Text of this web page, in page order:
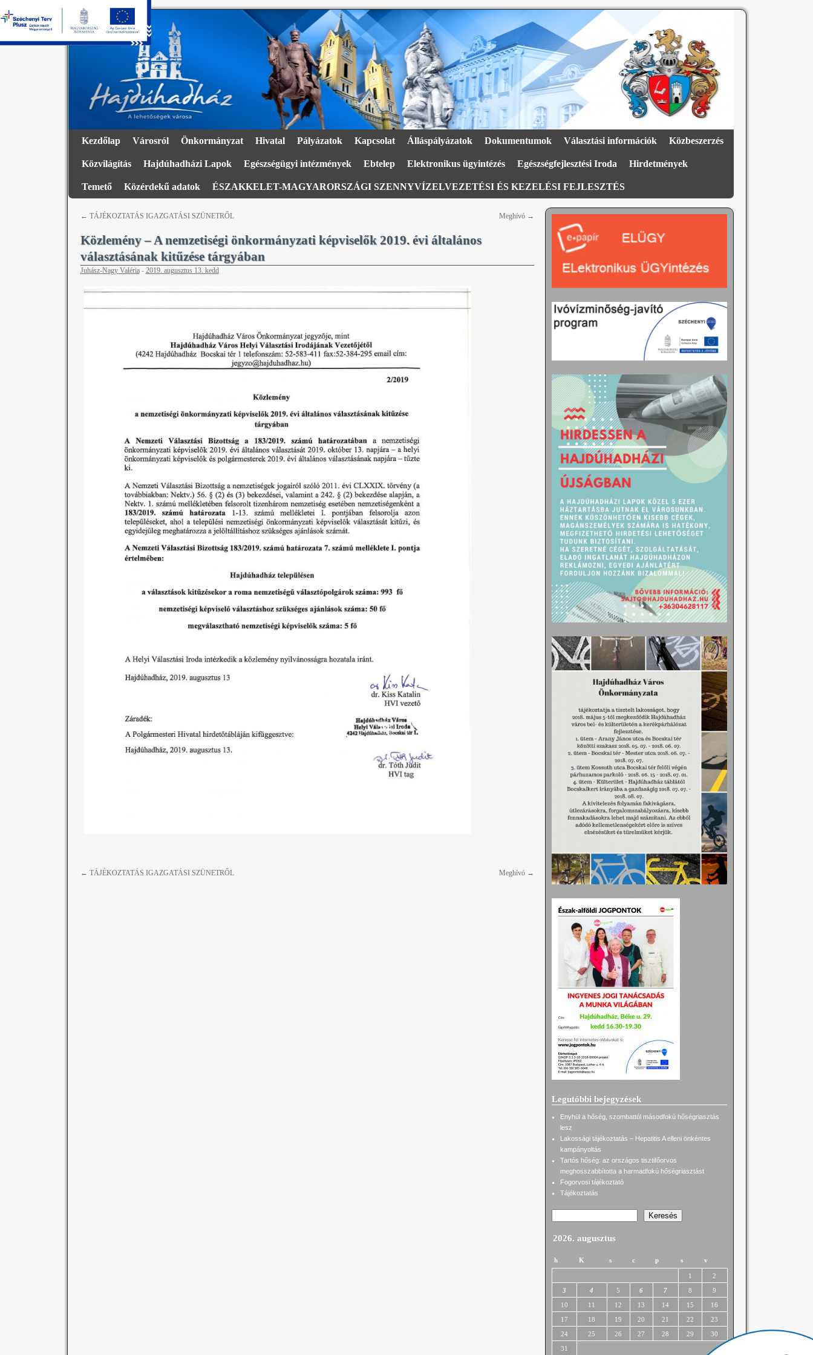
Kezdőlap Városról Önkormányzat Hivatal Pályázatok Kapcsolat Álláspályázatok Dokumentumok Választási információk Közbeszerzés
Közvilágítás Hajdúhadházi Lapok Egészségügyi intézmények Ebtelep Elektronikus ügyintézés Egészségfejlesztési Iroda Hirdetmények
Temető Közérdekű adatok ÉSZAKKELET-MAGYARORSZÁGI SZENNYVÍZELVEZETÉSI ÉS KEZELÉSI FEJLESZTÉS
← TÁJÉKOZTATÁS IGAZGATÁSI SZÜNETRŐL Meghívó →
Közlemény – A nemzetiségi önkormányzati képviselők 2019. évi általános
választásának kitűzése tárgyában
Juhász-Nagy Valéria- 2019. augusztus 13. kedd
← TÁJÉKOZTATÁS IGAZGATÁSI SZÜNETRŐL Meghívó →
Legutóbbi bejegyzések
Enyhül a hőség, szombattól másodfokú hőségriasztás
lesz
Lakossági tájékoztatás – Hepatitis A elleni önkéntes
kampányoltás
Tartós hőség: az országos tisztifőorvos
meghosszabbította a harmadfokú hőségriasztást
Fogorvosi tájékoztató
Tájékoztatás
Keresés
2026. augusztus
h K s c p s v
1
2
3
4 5 6 7 8
9
10
11 12 13 14 15
16
17
18 19 20 21 22
23
24
25 26 27 28 29
30
31